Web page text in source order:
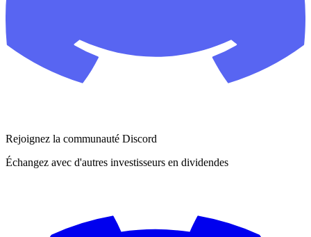
Rejoignez la communauté Discord
Échangez avec d'autres investisseurs en dividendes